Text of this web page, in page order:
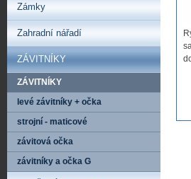
Zámky
Zahradní nářadí
ZÁVITNÍKY
ZÁVITNÍKY
levé závitníky + očka
strojní - maticové
závitová očka
závitníky a očka G